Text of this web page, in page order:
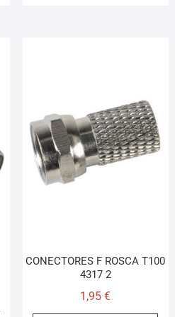
CONECTORES F ROSCA T100
4317 2
1,95€